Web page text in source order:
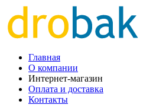
Главная
О компании
Интернет-магазин
Оплата и доставка
Контакты